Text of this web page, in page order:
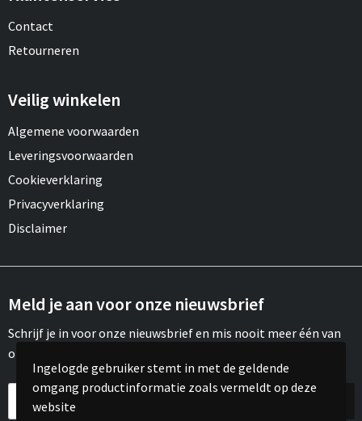
Contact
Retourneren
Veilig winkelen
Algemene voorwaarden
Leveringsvoorwaarden
Cookieverklaring
Privacyverklaring
Disclaimer
Meld je aan voor onze nieuwsbrief
Schrijf je in voor onze nieuwsbrief en mis nooit meer één van
onze leuke aanbiedingen of updates.
Ingelogde gebruiker stemt in met de geldende
omgang productinformatie zoals vermeldt op deze
website